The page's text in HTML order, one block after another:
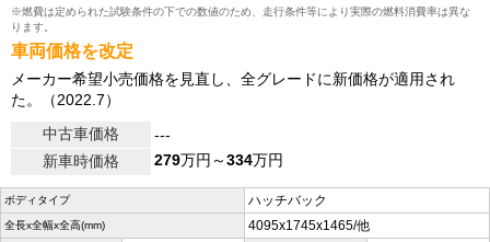
※燃費は定められた試験条件の下での数値のため、走行条件等により実際の燃料消費率は異な
ります。
車両価格を改定
メーカー希望小売価格を見直し、全グレードに新価格が適用され
た。（2022.7）
中古車価格
---
新車時価格
279万円～334万円
ボディタイプ ハッチバック
全長x全幅x全高(mm) 4095x1745x1465/他